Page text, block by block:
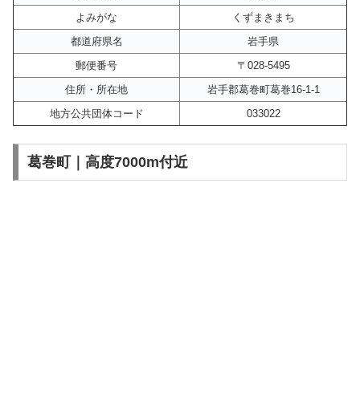
よみがな
くずまきまち
都道府県名
岩手県
郵便番号
〒028-5495
住所・所在地
岩手郡葛巻町葛巻16-1-1
地方公共団体コード
033022
葛巻町｜高度7000m付近